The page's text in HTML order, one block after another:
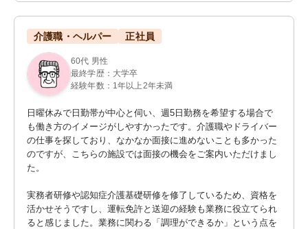
介護職・ヘルパー 正社員
60代 男性
最終学歴：大学卒
経験年数：1年以上2年未満
日曜休みで日勤帯が中心と伺い、週5日勤務を希望する場合で
も働き方のイメージがしやすかったです。介護職やドライバー
の仕事を探しており、なかなか面接に進めないことも多かった
のですが、こちらの施設では面接の機会をご案内いただけまし
た。
実務者研修や認知症介護基礎研修を修了しているため、資格を
活かせそうですし、運転免許と送迎の経験も業務に役立てられ
ると感じました。業務に関わる「調理ができるか」という点を